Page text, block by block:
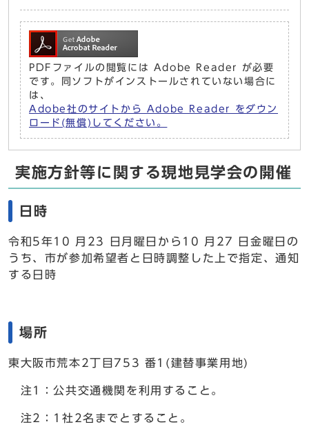
PDFファイルの閲覧には Adobe Reader が必要
です。同ソフトがインストールされていない場合に
は、
Adobe社のサイトから Adobe Reader をダウン
ロード(無償)してください。
実施方針等に関する現地見学会の開催
日時
令和5年10 月23 日月曜日から10 月27 日金曜日の
うち、市が参加希望者と日時調整した上で指定、通知
する日時
場所
東大阪市荒本2丁目753 番1(建替事業用地)
注1：公共交通機関を利用すること。
注2：1社2名までとすること。